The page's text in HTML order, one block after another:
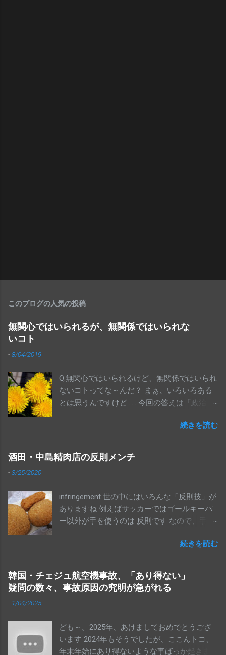
このブログの人気の投稿
無関心ではいられるが、無関係ではいられな
いコト
-8/04/2019
Q:無関心ではいられるけど、無関係ではいられ
ないコトってな～んだ？ まぁ、いろいろある
とは思うんですけど…… 今回の答えは「政治」
ましたか？全体の投票率が48.80％だったそう
で、これは戦後２番目に低い数字だそうで
す。 変な話ではありますが、国民の半分以
上の人は、消費税が10％に上がることに反対
合計で147機も買っちゃって、機体の取得費用
だけで１兆7052億円も使うことにOKってこと
なんでしょうね。ちなみにこれ、維持運用費
生活についても、２千万円以上の貯金もある
から、年金生活になっても大丈夫……。少なく
とも、これらのことに積極的に反対しようと
しなかった人（有権者）が半分以上だった、
if you like Japanese Manga. So please translate
this articles by using "Translate" that puts on
続きを読む
酒田・中島精肉店の反則メンチ
-3/25/2020
infringement 世の中にはいろんな「反則技」が
ありますね 例えばサッカーではゴールキーパ
ー以外が手を使うのは 反則です なので、手を
りません。当然です This blog has written in
Japanese almost all topics. I think this blog is
also fun for non-Japanese speaker. So please
translate this articles by using "Translate" that
puts on the right side of this blog page and
ールしちゃうこともありますね～ 後からリプ
レイなどで見れば、確かにわかるのですが 既
続きを読む
韓国・チェジュ航空機事故、「あり得ない」
疑問の数々、事故原因の究明が急がれる
- 1/04/2025
ども～。2025年、あけましておめでとうござ
います 2024年もそうでしたが、ここんトコ、
年末年始にあり得ないような事ばっか起きま